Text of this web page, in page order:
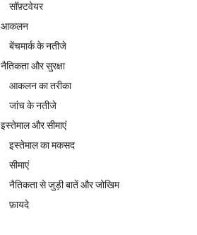
सॉफ़्टवेयर
आकलन
बेंचमार्क के नतीजे
नैतिकता और सुरक्षा
आकलन का तरीका
जांच के नतीजे
इस्तेमाल और सीमाएं
इस्तेमाल का मकसद
सीमाएं
नैतिकता से जुड़ी बातें और जोखिम
फ़ायदे